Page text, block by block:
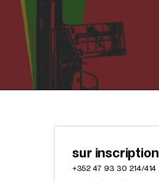
sur inscription
+352 47 93 30 214/414